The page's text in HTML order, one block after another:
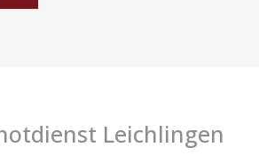
Leichlingen